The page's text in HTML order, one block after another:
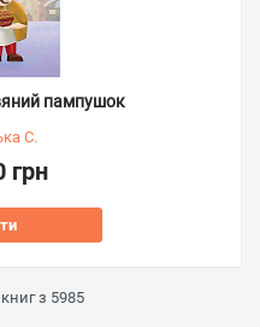
пампушок
С.
грн
з 5985